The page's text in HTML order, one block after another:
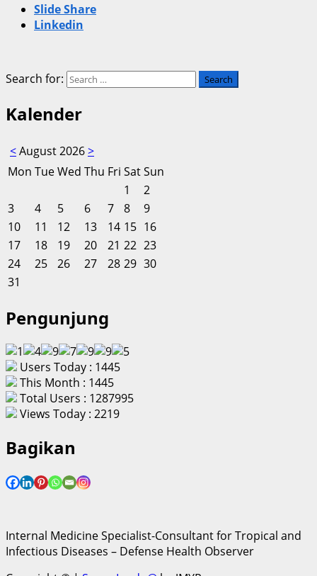
Slide Share
Linkedin
Search for:
Kalender
<August 2026>
Mon TueWed Thu Fri SatSun
1
2
3
4 5 6 7 8
9
10
11 12 13 14 15 16
17
18 19 20 21 22 23
24
25 26 27 28 29 30
31
Pengunjung
Users Today : 1445
This Month : 1445
Total Users : 1287995
Views Today : 2219
Bagikan
Internal Medicine Specialist-Consultant for Tropical and
Infectious Diseases – Defense Health Observer